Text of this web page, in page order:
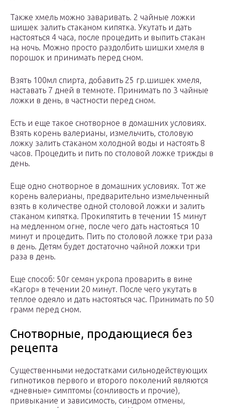
Также хмель можно заваривать. 2 чайные ложки
шишек залить стаканом кипятка. Укутать и дать
настояться 4 часа, после процедить и выпить стакан
на ночь. Можно просто раздолбить шишки хмеля в
порошок и принимать перед сном.
Взять 100мл спирта, добавить 25 гр.шишек хмеля,
наставать 7 дней в темноте. Принимать по 3 чайные
ложки в день, в частности перед сном.
Есть и еще такое снотворное в домашних условиях.
Взять корень валерианы, измельчить, столовую
ложку залить стаканом холодной воды и настоять 8
часов. Процедить и пить по столовой ложке трижды в
день.
Еще одно снотворное в домашних условиях. Тот же
корень валерианы, предварительно измельченный
взять в количестве одной столовой ложки и залить
стаканом кипятка. Прокипятить в течении 15 минут
на медленном огне, после чего дать настояться 10
минут и процедить. Пить по столовой ложке три раза
в день. Детям будет достаточно чайной ложки три
раза в день.
Еще способ: 50г семян укропа проварить в вине
«Кагор» в течении 20 минут. После чего укутать в
теплое одеяло и дать настояться час. Принимать по 50
грамм перед сном.
Снотворные, продающиеся без
рецепта
Существенными недостатками сильнодействующих
гипнотиков первого и второго поколений являются
«дневные» симптомы (сонливость и прочие),
привыкание и зависимость, синдром отмены,